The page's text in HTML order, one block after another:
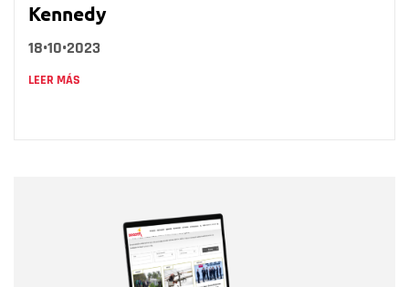
Kennedy
18•10•2023
LEER MÁS
Correo electrónico